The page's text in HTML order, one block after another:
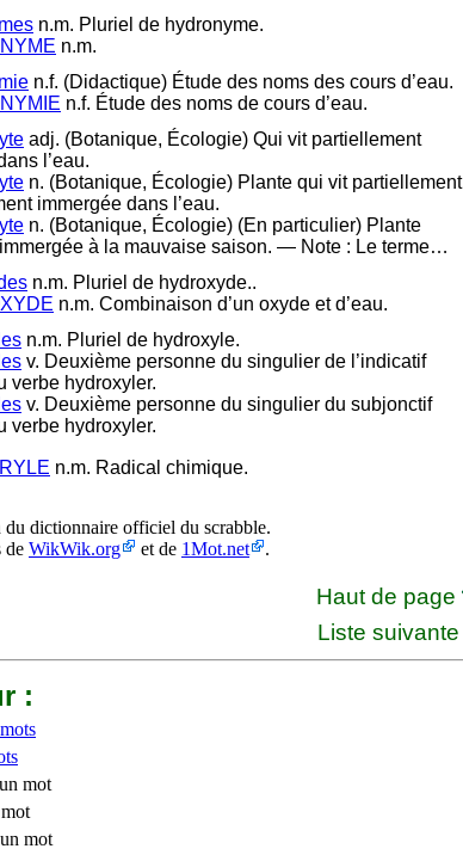
n.m. Pluriel de hydronyme.
n.m.
n.f. (Didactique) Étude des noms des cours d’eau.
n.f. Étude des noms de cours d’eau.
adj. (Botanique, Écologie) Qui vit partiellement
l’eau.
n. (Botanique, Écologie) Plante qui vit partiellement
immergée dans l’eau.
n. (Botanique, Écologie) (En particulier) Plante
à la mauvaise saison. — Note : Le terme…
n.m. Pluriel de hydroxyde..
n.m. Combinaison d’un oxyde et d’eau.
n.m. Pluriel de hydroxyle.
v. Deuxième personne du singulier de l’indicatif
verbe hydroxyler.
v. Deuxième personne du singulier du subjonctif
verbe hydroxyler.
n.m. Radical chimique.
dictionnaire officiel du scrabble.
de WikWik.org et de 1Mot.net .
Haut de page
Liste suivante
:
mot
mot